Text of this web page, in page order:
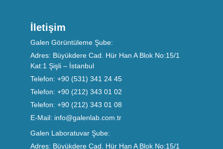
İletişim
Galen Görüntüleme Şube:
Adres: Büyükdere Cad. Hür Han A Blok No:15/1
Kat:1 Şişli – İstanbul
Telefon: +90 (531) 341 24 45
Telefon: +90 (212) 343 01 02
Telefon: +90 (212) 343 01 08
E-Mail: info@galenlab.com.tr
Galen Laboratuvar Şube:
Adres: Büyükdere Cad. Hür Han A Blok No:15/1